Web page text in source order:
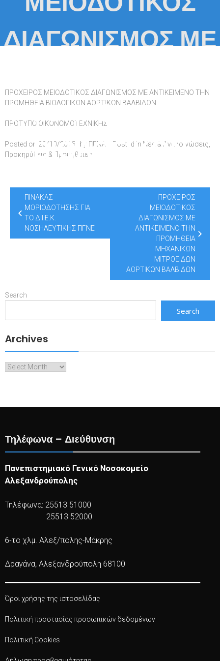
ΔΙΑΓΩΝΙΣΜΟΣ ΜΕ
ΤΗΝ ΠΡΟΜΗΘΕΙΑ
ΒΙΟΛΟΓΙΚΩΝ
ΑΟΡΤΙΚΩΝ
ΒΑΛΒΙΔΩΝ
ΠΡΟΧΕΙΡΟΣ ΜΕΙΟΔΟΤΙΚΟΣ ΔΙΑΓΩΝΙΣΜΟΣ ΜΕ ΑΝΤΙΚΕΙΜΕΝΟ ΤΗΝ
ΠΡΟΜΗΘΕΙΑ ΒΙΟΛΟΓΙΚΩΝ ΑΟΡΤΙΚΩΝ ΒΑΛΒΙΔΩΝ
ΠΡΟΤΥΠΟ ΟΙΚΟΝΟΜΟΤΕΧΝΙΚΗΣ
Posted on 20/10/2015 by ΠΓΝΑ Posted in Νέα & Ανακοινώσεις
Προκηρύξεις & Προμήθειες
Post
navigation
ΠΙΝΑΚΑΣ
ΜΟΡΙΟΔΟΤΗΣΗΣ ΓΙΑ
ΤΟ Δ.Ι.Ε.Κ.
ΝΟΣΗΛΕΥΤΙΚΗΣ ΠΓΝΕ
ΠΡΟΧΕΙΡΟΣ
ΜΕΙΟΔΟΤΙΚΟΣ
ΔΙΑΓΩΝΙΣΜΟΣ ΜΕ
ΑΝΤΙΚΕΙΜΕΝΟ ΤΗΝ
ΠΡΟΜΗΘΕΙΑ
ΜΗΧΑΝΙΚΩΝ
ΜΙΤΡΟΕΙΔΩΝ
ΑΟΡΤΙΚΩΝ ΒΑΛΒΙΔΩΝ
Search
Search
Archives
Archives
Τηλέφωνα – Διεύθυνση
Πανεπιστημιακό Γενικό Νοσοκομείο
Αλεξανδρούπολης
Τηλέφωνα: 25513 51000
25513 52000
6-το χλμ. Αλεξ/πολης-Μάκρης
Δραγάνα, Αλεξανδρούπολη 68100
Όροι χρήσης της ιστοσελίδας
Πολιτική προστασίας προσωπικών δεδομένων
Πολιτική Cookies